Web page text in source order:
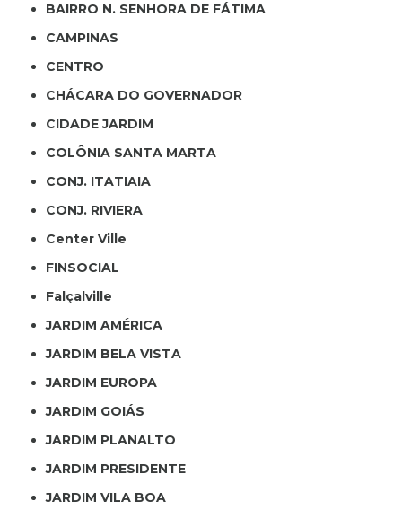
BAIRRO N. SENHORA DE FÁTIMA
CAMPINAS
CENTRO
CHÁCARA DO GOVERNADOR
CIDADE JARDIM
COLÔNIA SANTA MARTA
CONJ. ITATIAIA
CONJ. RIVIERA
Center Ville
FINSOCIAL
Falçalville
JARDIM AMÉRICA
JARDIM BELA VISTA
JARDIM EUROPA
JARDIM GOIÁS
JARDIM PLANALTO
JARDIM PRESIDENTE
JARDIM VILA BOA